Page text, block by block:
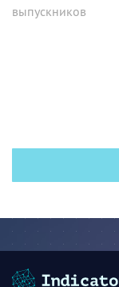
выпускников